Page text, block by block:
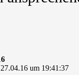
27.04.16 um 19:41:37